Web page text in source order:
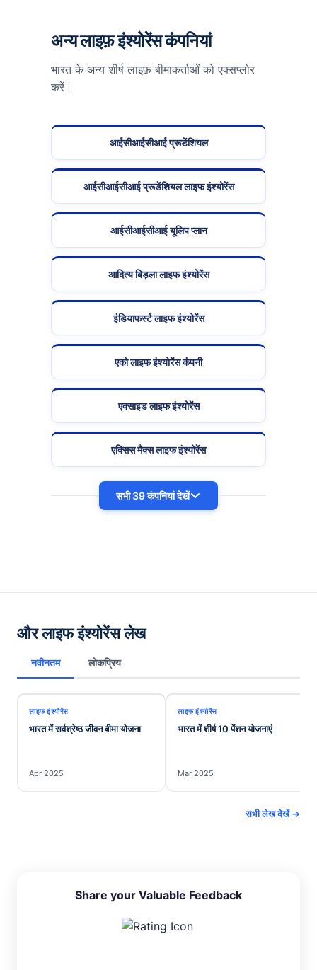
अन्य लाइफ़ इंश्योरेंस कंपनियां
भारत के अन्य शीर्ष लाइफ़ बीमाकर्ताओं को एक्सप्लोर
करें।
आईसीआईसीआई प्रूडेंशियल
आईसीआईसीआई प्रूडेंशियल लाइफ इंश्योरेंस
आईसीआईसीआई यूलिप प्लान
आदित्य बिड़ला लाइफ इंश्योरेंस
इंडियाफर्स्ट लाइफ इंश्योरेंस
एको लाइफ इंश्योरेंस कंपनी
एक्साइड लाइफ इंश्योरेंस
एक्सिस मैक्स लाइफ इंश्योरेंस
सभी 39 कंपनियां देखें
और लाइफ इंश्योरेंस लेख
नवीनतम लोकप्रिय
लाइफ इंश्योरेंस
भारत में सर्वश्रेष्ठ जीवन बीमा योजना
Apr 2025
लाइफ इंश्योरेंस
भारत में शीर्ष 10 पेंशन योजनाएं
Mar 2025
सभी लेख देखें →
Share your Valuable Feedback